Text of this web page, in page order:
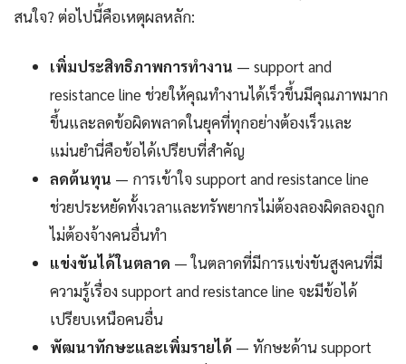
สนใจ? ต่อไปนี้คือเหตุผลหลัก:
เพิ่มประสิทธิภาพการทำงาน — support and
resistance line ช่วยให้คุณทำงานได้เร็วขึ้นมีคุณภาพมาก
ขึ้นและลดข้อผิดพลาดในยุคที่ทุกอย่างต้องเร็วและ
แม่นยำนี่คือข้อได้เปรียบที่สำคัญ
ลดต้นทุน — การเข้าใจ support and resistance line
ช่วยประหยัดทั้งเวลาและทรัพยากรไม่ต้องลองผิดลองถูก
ไม่ต้องจ้างคนอื่นทำ
แข่งขันได้ในตลาด — ในตลาดที่มีการแข่งขันสูงคนที่มี
ความรู้เรื่อง support and resistance line จะมีข้อได้
เปรียบเหนือคนอื่น
พัฒนาทักษะและเพิ่มรายได้ — ทักษะด้าน support